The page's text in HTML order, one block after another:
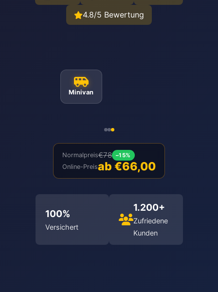
4.8/5 Bewertung
Minivan
Normalpreis€78 –15%
Online-Preisab €66,00
100%
Versichert
1.200+
Zufriedene
Kunden